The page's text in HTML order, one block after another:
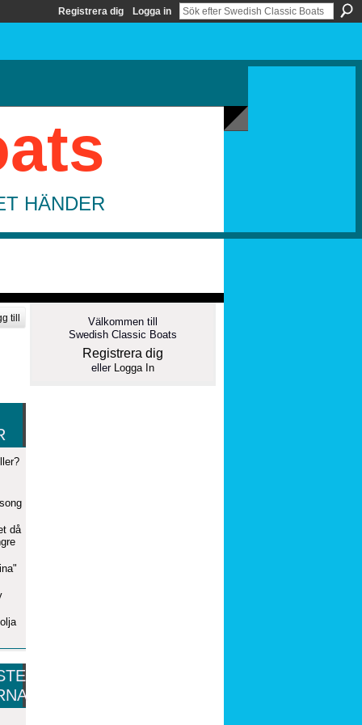
Registrera dig Logga in
HÄNDER
till
då
Välkommen till
Swedish Classic Boats
Registrera dig
eller Logga In